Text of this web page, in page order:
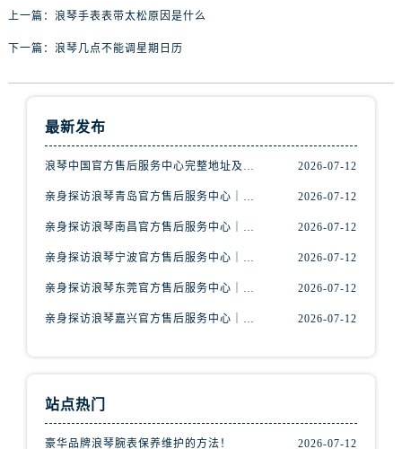
内蒙古自治区乌兰察布市集宁区恩和大街浪琴售后服务中心（需提前预约）
天津市和平区赤峰道136号天津国际金融中心26层2603室浪琴售后服务中心（需提前预约）
上一篇： 浪琴手表表带太松原因是什么
下一篇： 浪琴几点不能调星期日历
最新发布
浪琴中国官方售后服务中心完整地址及热线实地考察报告+多信源验证（2026年7月最新） 2026-07-12
亲身探访浪琴青岛官方售后服务中心｜最新电话及地址（2026年7月最新） 2026-07-12
亲身探访浪琴南昌官方售后服务中心｜最新电话及地址（2026年7月最新） 2026-07-12
亲身探访浪琴宁波官方售后服务中心｜网点地址及售后热线（2026年7月最新） 2026-07-12
亲身探访浪琴东莞官方售后服务中心｜地址与联系电话（2026年7月最新） 2026-07-12
亲身探访浪琴嘉兴官方售后服务中心｜热线电话与网点地址（2026年7月最新） 2026-07-12
站点热门
豪华品牌浪琴腕表保养维护的方法！ 2026-07-12